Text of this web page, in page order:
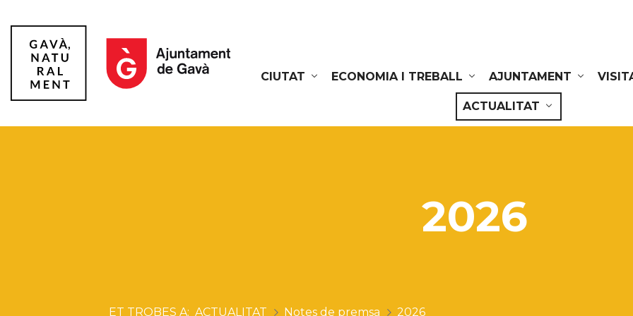
CIUTAT
ECONOMIA I TREBALL AJUNTAMENT
ACTUALITAT
2026
ACTUALITAT Notes de premsa 2026